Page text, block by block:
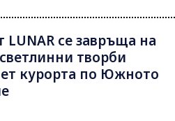
LUNAR се завръща на
творби
курорта по Южното